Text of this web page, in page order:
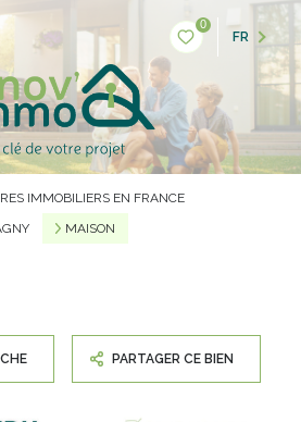
0
FR
IMMOBILIERS EN FRANCE
MAISON
PARTAGER CE BIEN